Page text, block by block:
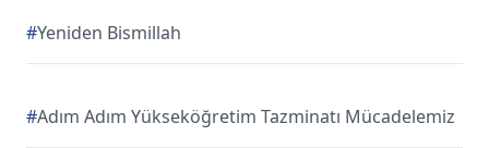
#Yeniden Bismillah
#Adım Adım Yükseköğretim Tazminatı Mücadelemiz